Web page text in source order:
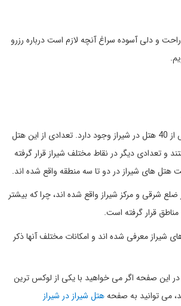
و دلی آسوده سراغ آنچه لازم است درباره رزرو
لازم به ذکر است که بیش از 40 هتل در شیراز وجود دارد. تعدادی از این هتل
و تعدادی دیگر در نقاط مختلف شیراز قرار گرفته
هتل های شیراز در دو تا سه منطقه واقع شده اند.
شرقی و مرکز شیراز واقع شده اند، چرا که بیشتر
مناطق قرار گرفته است.
شیراز معرفی شده اند و امکانات مختلف آنها ذکر
در این صفحه اگر می خواهید با یکی از لوکس ترین
می توانید به صفحههتل شیراز در شیراز